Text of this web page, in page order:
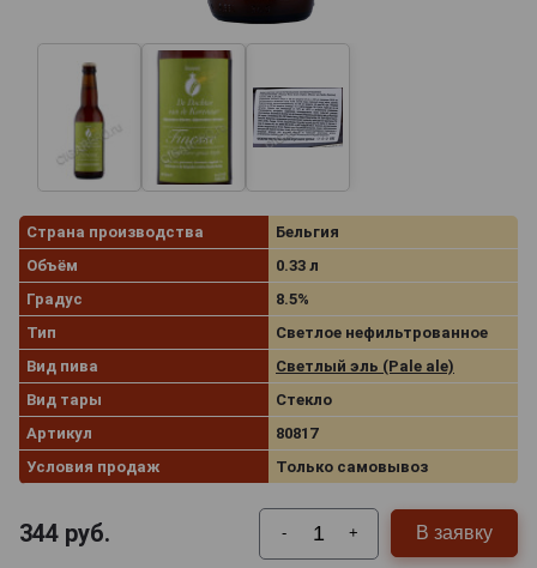
Страна производства
Бельгия
Объём
0.33 л
Градус
8.5%
Тип
Светлое нефильтрованное
Вид пива
Светлый эль (Pale ale)
Вид тары
Стекло
Артикул
80817
Условия продаж
Только самовывоз
344 руб. - + В заявку